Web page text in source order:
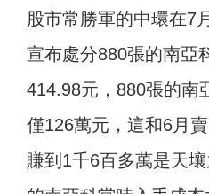
股市常勝軍的中環在7
宣布處分880張的南亞
414.98元，880張的南
僅126萬元，這和6月
賺到1千6百多萬是天